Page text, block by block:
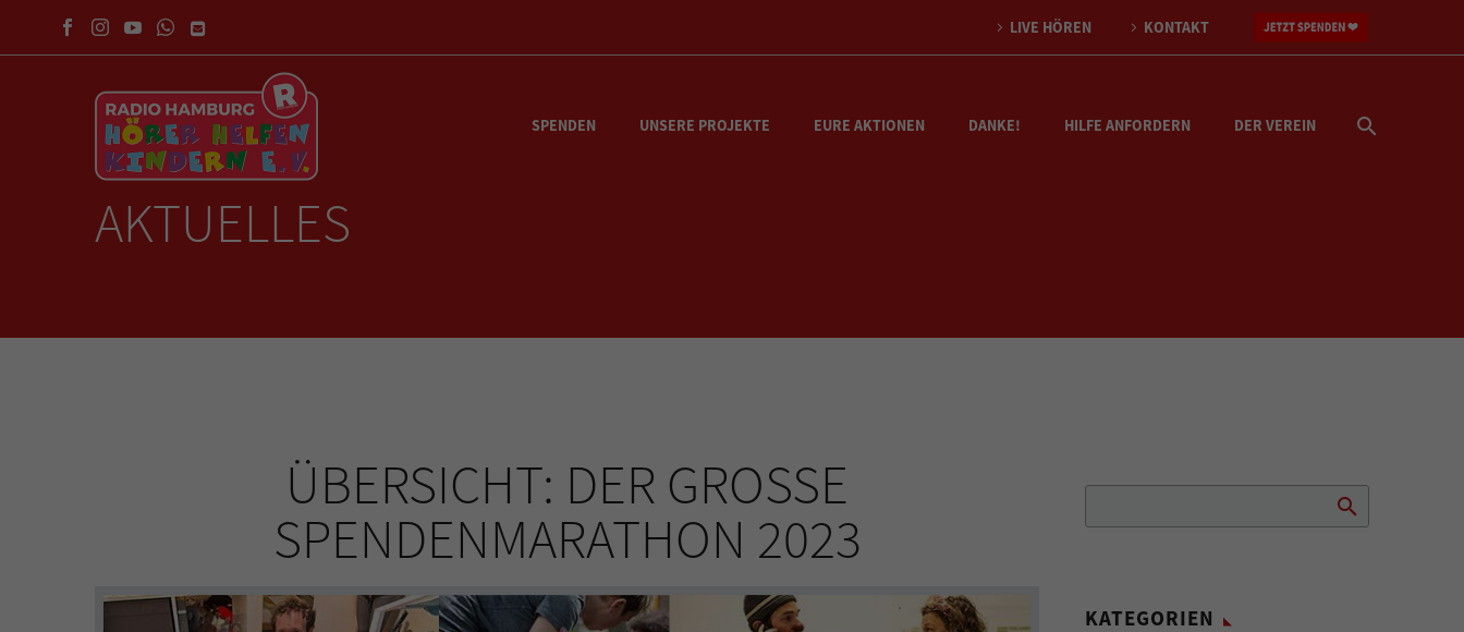
LIVE HÖREN KONTAKT
SPENDEN UNSERE PROJEKTE EURE AKTIONEN DANKE! HILFE ANFORDERN DER VEREIN
AKTUELLES
ÜBERSICHT: DER GROSSE S
PENDENMARATHON 2023
KATEGORIEN